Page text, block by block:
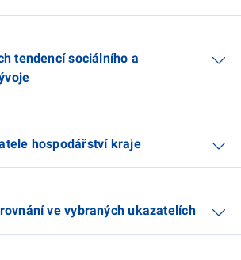
tendencí sociálního a
hospodářství kraje
ve vybraných ukazatelích